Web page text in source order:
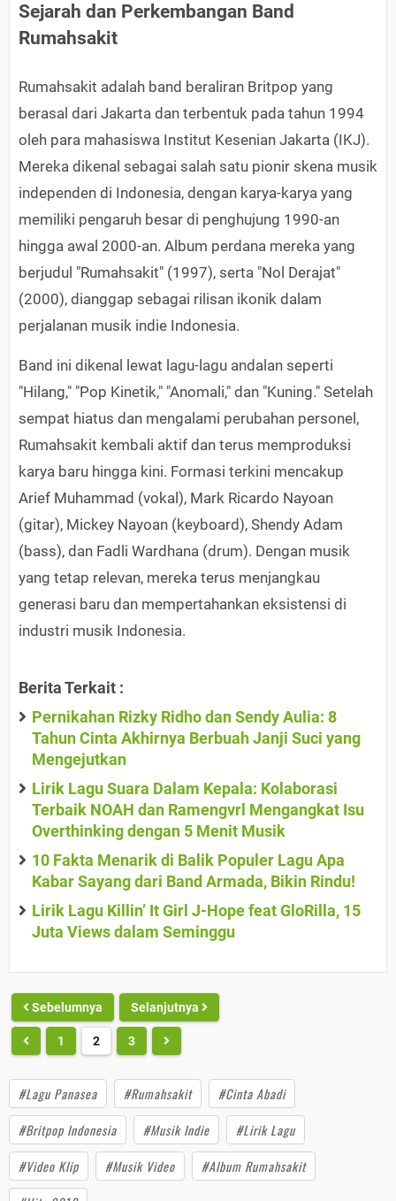
Sejarah dan Perkembangan Band
Rumahsakit
Rumahsakit adalah band beraliran Britpop yang
berasal dari Jakarta dan terbentuk pada tahun 1994
oleh para mahasiswa Institut Kesenian Jakarta (IKJ).
Mereka dikenal sebagai salah satu pionir skena musik
independen di Indonesia, dengan karya-karya yang
memiliki pengaruh besar di penghujung 1990-an
hingga awal 2000-an. Album perdana mereka yang
berjudul "Rumahsakit" (1997), serta "Nol Derajat"
(2000), dianggap sebagai rilisan ikonik dalam
perjalanan musik indie Indonesia.
Band ini dikenal lewat lagu-lagu andalan seperti
"Hilang," "Pop Kinetik," "Anomali," dan "Kuning." Setelah
sempat hiatus dan mengalami perubahan personel,
Rumahsakit kembali aktif dan terus memproduksi
karya baru hingga kini. Formasi terkini mencakup
Arief Muhammad (vokal), Mark Ricardo Nayoan
(gitar), Mickey Nayoan (keyboard), Shendy Adam
(bass), dan Fadli Wardhana (drum). Dengan musik
yang tetap relevan, mereka terus menjangkau
generasi baru dan mempertahankan eksistensi di
industri musik Indonesia.
Berita Terkait :
Pernikahan Rizky Ridho dan Sendy Aulia: 8
Tahun Cinta Akhirnya Berbuah Janji Suci yang
Mengejutkan
Lirik Lagu Suara Dalam Kepala: Kolaborasi
Terbaik NOAH dan Ramengvrl Mengangkat Isu
Overthinking dengan 5 Menit Musik
10 Fakta Menarik di Balik Populer Lagu Apa
Kabar Sayang dari Band Armada, Bikin Rindu!
Lirik Lagu Killin’ It Girl J-Hope feat GloRilla, 15
Juta Views dalam Seminggu
Sebelumnya Selanjutnya
1 2 3
#Lagu Panasea #Rumahsakit
#Cinta Abadi
#Britpop Indonesia
#Musik Indie
#Lirik Lagu
#Video Klip
#Musik Video
#Album Rumahsakit